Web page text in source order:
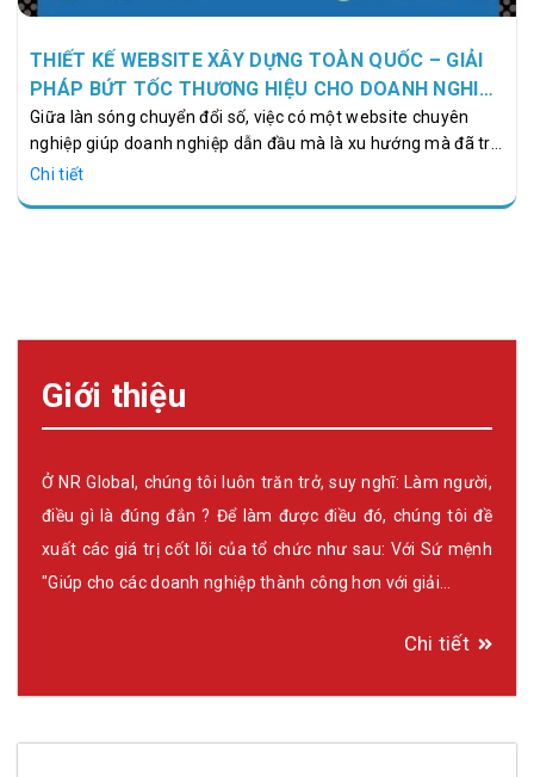
THIẾT KẾ WEBSITE XÂY DỰNG TOÀN QUỐC – GIẢI
PHÁP BỨT TỐC THƯƠNG HIỆU CHO DOANH NGHIỆP
NGÀNH XÂY DỰNG
Giữa làn sóng chuyển đổi số, việc có một website chuyên
nghiệp giúp doanh nghiệp dẫn đầu mà là xu hướng mà đã trở
thành “chuẩn mực” bắt buộc đối với các doanh nghiệp trong
Chi tiết
Giới thiệu
Ở NR Global, chúng tôi luôn trăn trở, suy nghĩ: Làm người,
điều gì là đúng đắn ? Để làm được điều đó, chúng tôi đề
xuất các giá trị cốt lõi của tổ chức như sau: Với Sứ mệnh
"Giúp cho các doanh nghiệp thành công hơn với giải…
Chi tiết